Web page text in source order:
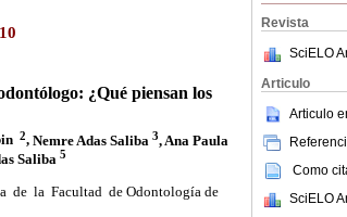
Revista
SciELO
Articulo
Articulo
Como
SciELO
¿Qué piensan los
2, Nemre Adas Saliba 3, Ana Paula
Saliba 5
de la Facultad de Odontología de